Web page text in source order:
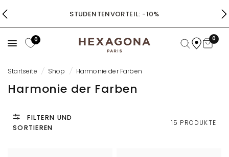
STUDENTENVORTEIL: -10%
0 0
Startseite / Shop / Harmonie der Farben
Harmonie der Farben
FILTERN UND
SORTIEREN
15 PRODUKTE